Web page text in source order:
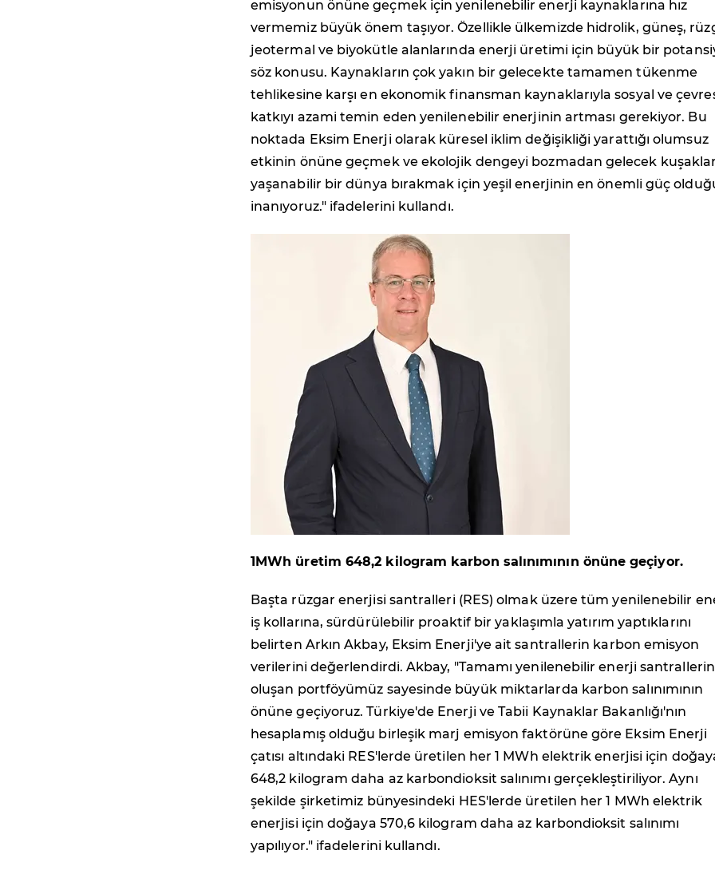
emisyonun önüne geçmek için yenilenebilir enerji kaynaklarına hız
vermemiz büyük önem taşıyor. Özellikle ülkemizde hidrolik, güneş,
jeotermal ve biyokütle alanlarında enerji üretimi için büyük bir
söz konusu. Kaynakların çok yakın bir gelecekte tamamen tükenme
tehlikesine karşı en ekonomik finansman kaynaklarıyla sosyal ve
katkıyı azami temin eden yenilenebilir enerjinin artması gerekiyor. Bu
noktada Eksim Enerji olarak küresel iklim değişikliği yarattığı olumsuz
etkinin önüne geçmek ve ekolojik dengeyi bozmadan gelecek
yaşanabilir bir dünya bırakmak için yeşil enerjinin en önemli güç
inanıyoruz." ifadelerini kullandı.
1MWh üretim 648,2 kilogram karbon salınımının önüne geçiyor.
Başta rüzgar enerjisi santralleri (RES) olmak üzere tüm yenilenebilir
iş kollarına, sürdürülebilir proaktif bir yaklaşımla yatırım yaptıklarını
belirten Arkın Akbay, Eksim Enerji'ye ait santrallerin karbon emisyon
verilerini değerlendirdi. Akbay, "Tamamı yenilenebilir enerji
oluşan portföyümüz sayesinde büyük miktarlarda karbon salınımının
önüne geçiyoruz. Türkiye'de Enerji ve Tabii Kaynaklar Bakanlığı'nın
hesaplamış olduğu birleşik marj emisyon faktörüne göre Eksim Enerji
çatısı altındaki RES'lerde üretilen her 1 MWh elektrik enerjisi için
648,2 kilogram daha az karbondioksit salınımı gerçekleştiriliyor. Aynı
şekilde şirketimiz bünyesindeki HES'lerde üretilen her 1 MWh elektrik
enerjisi için doğaya 570,6 kilogram daha az karbondioksit salınımı
yapılıyor." ifadelerini kullandı.